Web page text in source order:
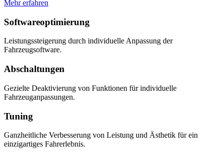
Mehr erfahren
Softwareoptimierung
Leistungssteigerung durch individuelle Anpassung der
Fahrzeugsoftware.
Abschaltungen
Gezielte Deaktivierung von Funktionen für individuelle
Fahrzeuganpassungen.
Tuning
Ganzheitliche Verbesserung von Leistung und Ästhetik für ein
einzigartiges Fahrerlebnis.